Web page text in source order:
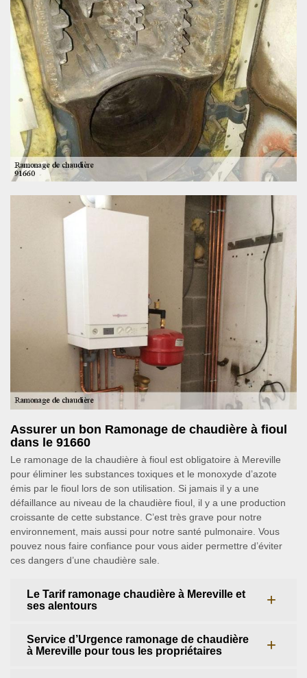
Assurer un bon Ramonage de chaudière à fioul
dans le 91660
Le ramonage de la chaudière à fioul est obligatoire à Mereville
pour éliminer les substances toxiques et le monoxyde d’azote
émis par le fioul lors de son utilisation. Si jamais il y a une
défaillance au niveau de la chaudière fioul, il y a une production
croissante de cette substance. C’est très grave pour notre
environnement, mais aussi pour notre santé pulmonaire. Vous
pouvez nous faire confiance pour vous aider permettre d’éviter
ces dangers d’une chaudière sale.
Le Tarif ramonage chaudière à Mereville et
ses alentours
Service d’Urgence ramonage de chaudière
à Mereville pour tous les propriétaires